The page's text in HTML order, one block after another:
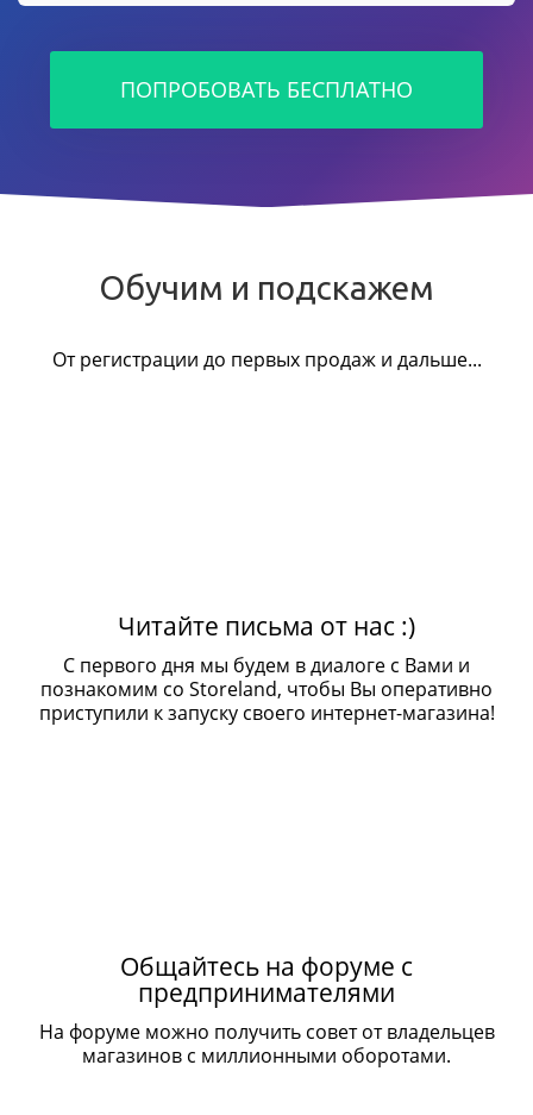
ПОПРОБОВАТЬ БЕСПЛАТНО
Обучим и подскажем
От регистрации до первых продаж и дальше...
Читайте письма от нас :)
С первого дня мы будем в диалоге с Вами и
познакомим со Storeland, чтобы Вы оперативно
приступили к запуску своего интернет-магазина!
Общайтесь на форуме с
предпринимателями
На форуме можно получить совет от владельцев
магазинов с миллионными оборотами.